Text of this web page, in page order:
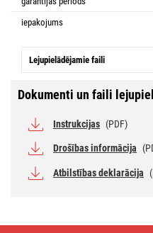
iepakojums
Lejupielādējamie faili
Dokumenti un faili
Instrukcijas (PDF)
Drošības informācija
Atbilstības deklarācija